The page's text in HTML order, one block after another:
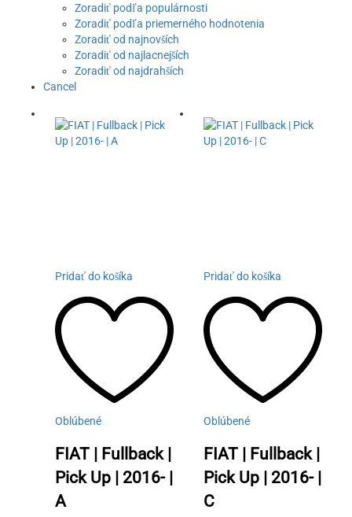
Zoradiť podľa populárnosti
Zoradiť podľa priemerného hodnotenia
Zoradiť od najnovších
Zoradiť od najlacnejších
Zoradiť od najdrahších
Cancel
Pridať do košíka
Oblúbené
FIAT | Fullback |
Pick Up | 2016- |
A
Pridať do košíka
Oblúbené
FIAT | Fullback |
Pick Up | 2016- |
C